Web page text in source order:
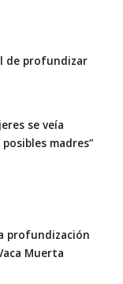
de profundizar
se veía
madres”
profundización
Muerta